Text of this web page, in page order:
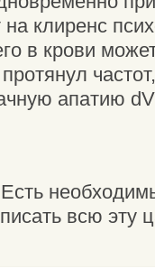
клиренс
в крови
апатию
всю эту